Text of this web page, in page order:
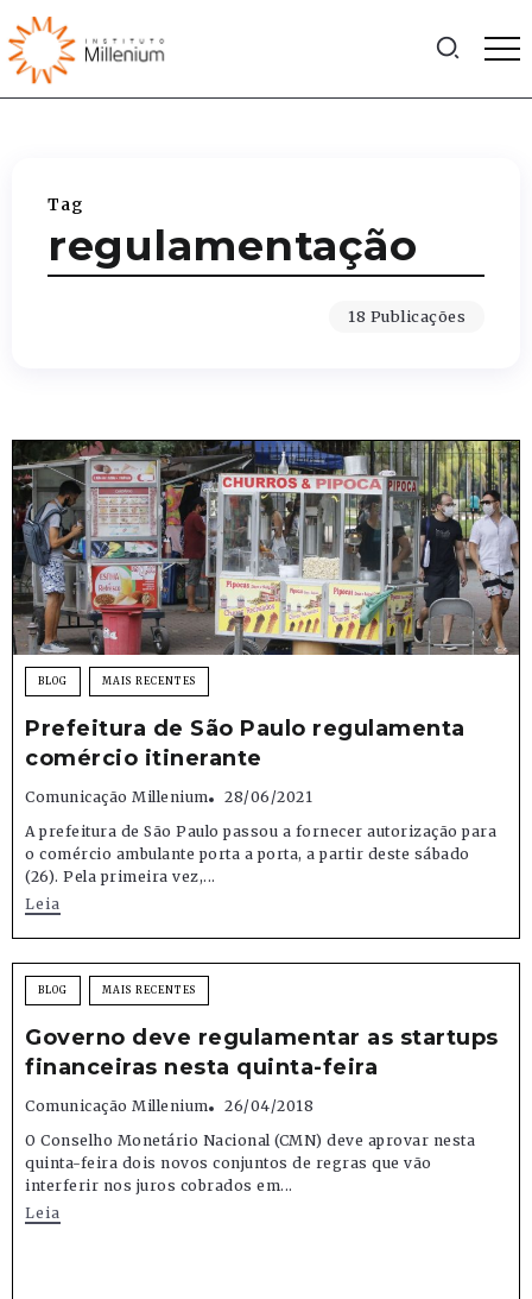
Tag
regulamentação
18 Publicações
BLOG MAIS RECENTES
Prefeitura de São Paulo regulamenta
comércio itinerante
Comunicação Millenium
28/06/2021
A prefeitura de São Paulo passou a fornecer autorização para
o comércio ambulante porta a porta, a partir deste sábado
(26). Pela primeira vez,...
Leia
BLOG MAIS RECENTES
Governo deve regulamentar as startups
financeiras nesta quinta-feira
Comunicação Millenium
26/04/2018
O Conselho Monetário Nacional (CMN) deve aprovar nesta
quinta-feira dois novos conjuntos de regras que vão
interferir nos juros cobrados em...
Leia